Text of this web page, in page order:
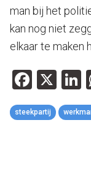
man bij het
kan nog niet
elkaar te maken
X
steekpartij